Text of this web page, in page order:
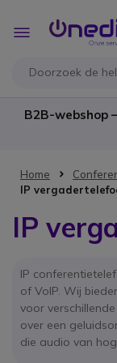
Toggle
Nav
B2B-webshop
Home
IP
IP
IP
of VoIP. Wij
voor
over een
die audio van